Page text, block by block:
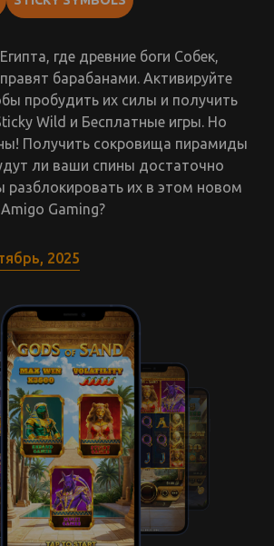
где древние боги Собек,
барабанами. Активируйте
пробудить их силы и получить
Wild и Бесплатные игры. Но
Получить сокровища пирамиды
ли ваши спины достаточно
разблокировать их в этом новом
Gaming?
2025